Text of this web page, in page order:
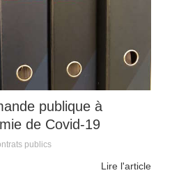
publique à
de Covid-19
publics
Lire l'article